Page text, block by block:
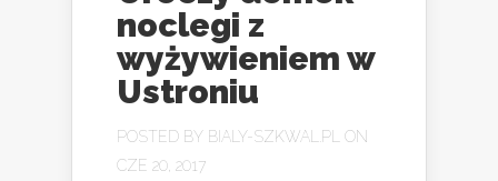
noclegi z
wyżywieniem w
Ustroniu
POSTED BY BIALY-SZKWAL.PL
ON
CZE 20, 2017